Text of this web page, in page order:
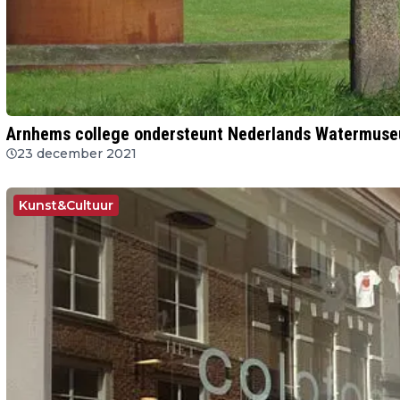
Arnhems college ondersteunt Nederlands
23 december 2021
Kunst&Cultuur